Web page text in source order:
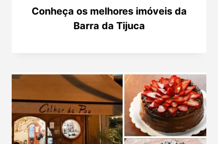
Conheça os melhores imóveis da
Barra da Tijuca